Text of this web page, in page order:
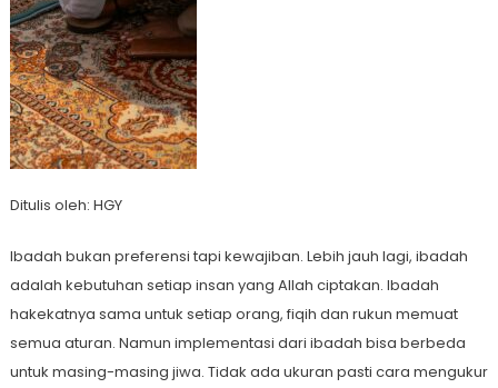
Ditulis oleh: HGY
Ibadah bukan preferensi tapi kewajiban. Lebih jauh lagi, ibadah
adalah kebutuhan setiap insan yang Allah ciptakan. Ibadah
hakekatnya sama untuk setiap orang, fiqih dan rukun memuat
semua aturan. Namun implementasi dari ibadah bisa berbeda
untuk masing-masing jiwa. Tidak ada ukuran pasti cara mengukur